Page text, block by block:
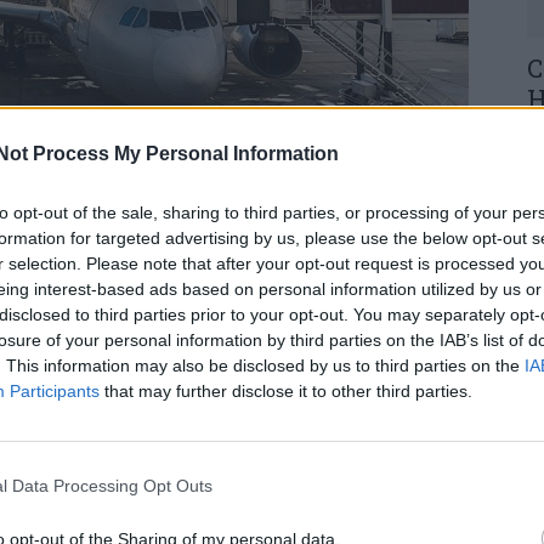
Process My Personal Information
opt-out of the sale, sharing to third parties, or processing of your
for targeted advertising by us, please use the below opt-out
selection. Please note that after your opt-out request is processed
interest-based ads based on personal information utilized by us
to third parties prior to your opt-out. You may separately
of your personal information by third parties on the IAB’s list of
This information may also be disclosed by us to third parties on the
Participants that may further disclose it to other third parties.
Data Processing Opt Outs
opt-out of the Sharing of my personal data.
dias, no Aeroporto de Lisboa, 138 mil
cidadãos estrangeiros por indícios da
com origem num país da América do
da Unidade Nacional de Combate ao
com a colaboração com a Autoridade
na posse dos detidos, meticulosamente
interior do organismo.